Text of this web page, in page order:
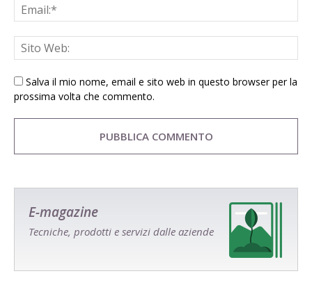
Salva il mio nome, email e sito web in questo browser per la
prossima volta che commento.
E-magazine
Tecniche, prodotti e servizi dalle aziende